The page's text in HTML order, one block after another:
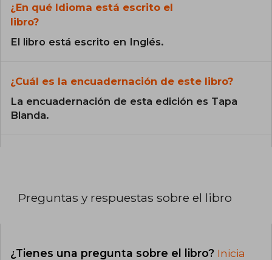
¿En qué Idioma está escrito el
libro?
El libro está escrito en Inglés.
¿Cuál es la encuadernación de este libro?
La encuadernación de esta edición es Tapa
Blanda.
Preguntas y respuestas sobre el libro
¿Tienes una pregunta sobre el libro? Inicia